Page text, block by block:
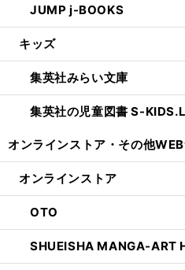
JUMP j-BOOKS
キッズ
集英社みらい文庫
集英社の児童図書 S-
オンラインストア・ その他
オンラインストア
OTO
SHUEISHA MANGA-ART